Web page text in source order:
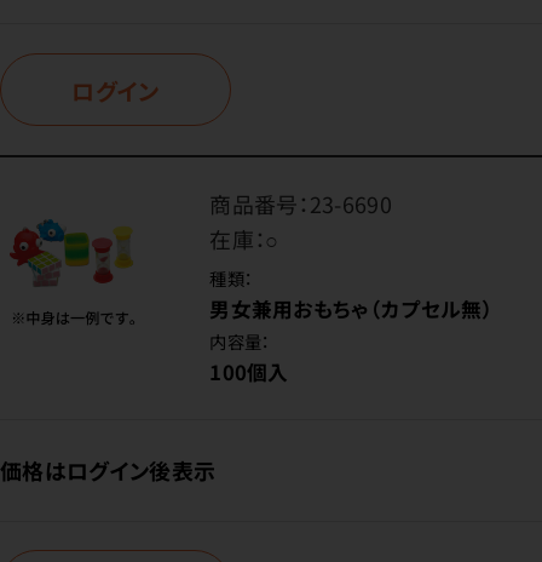
ログイン
商品番号：23-6690
在庫：○
種類：
男女兼用おもちゃ（カプセル無）
内容量：
100個入
価格はログイン後表示